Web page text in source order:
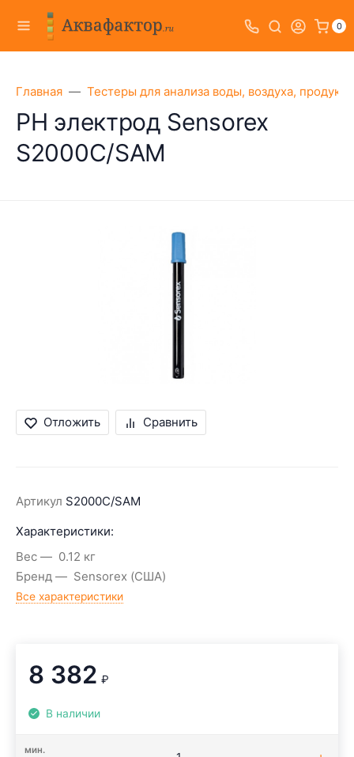
0
Главная Тестеры для анализа воды, воздуха,
PH электрод Sensorex
S2000C/SAM
Отложить Сравнить
Артикул S2000C/SAM
Характеристики:
Вес
0.12 кг
Бренд
Sensorex (США)
Все характеристики
8 382 ₽
В наличии
мин.